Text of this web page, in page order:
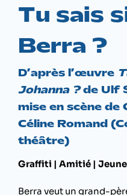
Tu sais
Berra ?
D’après l’œuvre
Johanna ?de Ulf
mise en scène de
Céline Romand
théâtre)
Graffiti | Amitié |
Berra veut un grand-